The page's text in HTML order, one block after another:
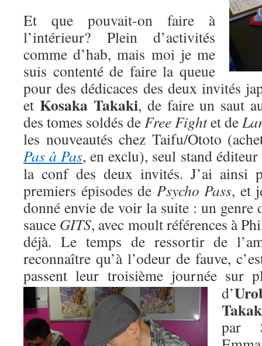
Et que pouvait-on faire à
l’intérieur? Plein d’activités
comme d’hab, mais moi je me
suis contenté de faire la queue
pour des dédicaces des deux invités
et Kosaka Takaki, de faire un saut
des tomes soldés deFree Fightet de
les nouveautés chez Taifu/Ototo
Pas à Pas, en exclu), seul stand
la conf des deux invités. J’ai ainsi
premiers épisodes de Psycho Pass, et
donné envie de voir la suite : un genre
sauce GITS, avec moult références à
déjà. Le temps de ressortir de
reconnaître qu’à l’odeur de fauve,
passent leur troisième journée
d’
par